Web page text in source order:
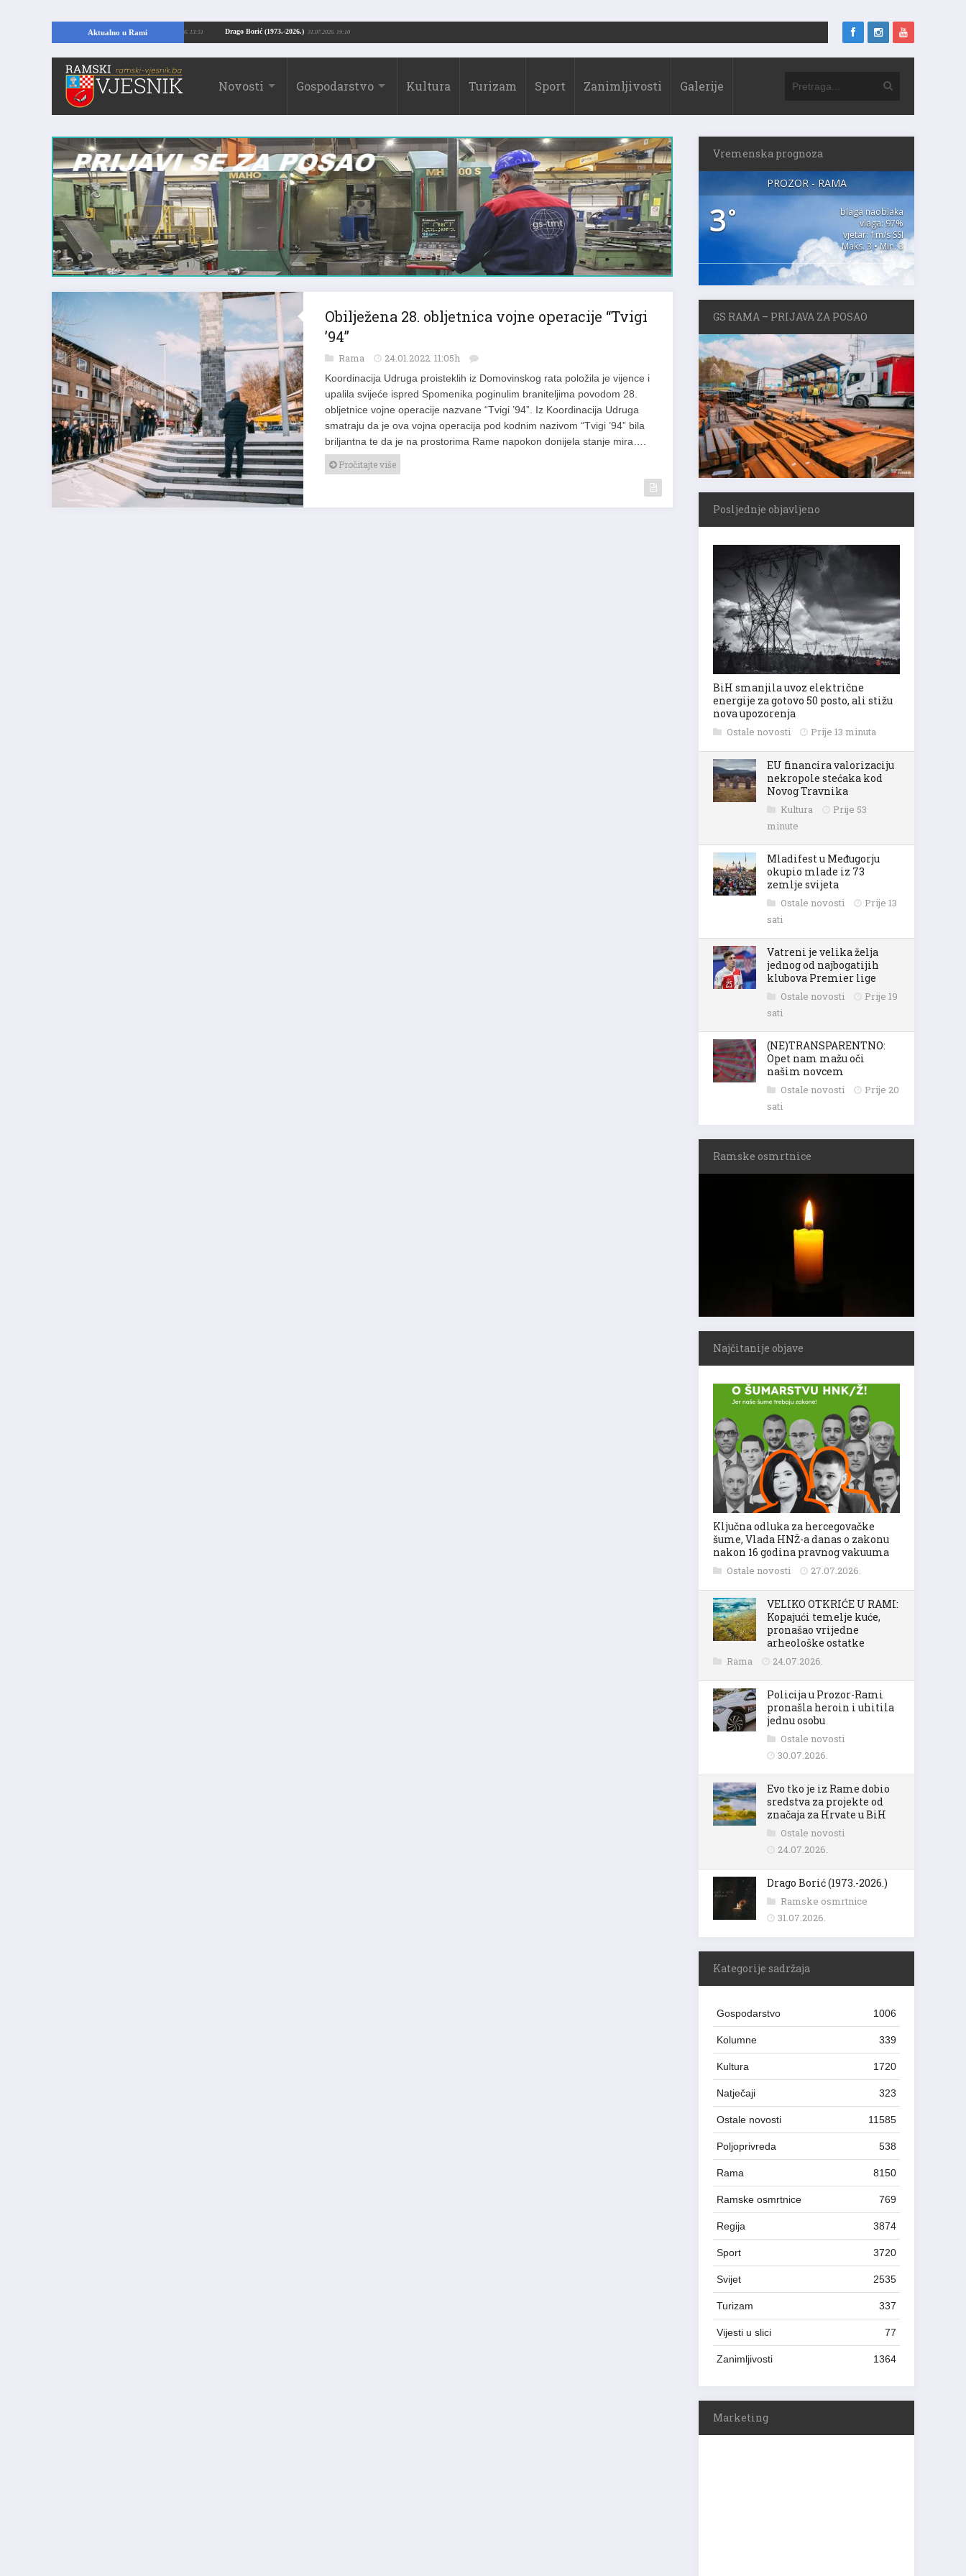
Aktualno u Rami Drago Borić (1973.-2026.) 31.07.2026. 19:10
temelje kuće, pronašao vrijedne arheološke ostatke 24.07.2026. 13:51
Novosti Gospodarstvo Kultura Turizam Sport Zanimljivosti Galerije
Obilježena 28. obljetnica vojne operacije “Tvigi
’94”
Rama 24.01.2022. 11:05h
Koordinacija Udruga proisteklih iz Domovinskog rata položila je vijence i
upalila svijeće ispred Spomenika poginulim braniteljima povodom 28.
obljetnice vojne operacije nazvane “Tvigi ’94”. Iz Koordinacija Udruga
smatraju da je ova vojna operacija pod kodnim nazivom “Tvigi ’94” bila
briljantna te da je na prostorima Rame napokon donijela stanje mira….
Pročitajte više
Vremenska prognoza
PROZOR - RAMA
3°
blaga naoblaka
vlaga: 97%
vjetar: 1m/s SSI
Maks. 3 • Min. 3
GS RAMA – PRIJAVA ZA POSAO
Posljednje objavljeno
BiH smanjila uvoz električne
energije za gotovo 50 posto, ali stižu
nova upozorenja
Ostale novosti Prije 13 minuta
EU financira valorizaciju
nekropole stećaka kod
Novog Travnika
Kultura
Prije 53
minute
Mladifest u Međugorju
okupio mlade iz 73
zemlje svijeta
Ostale novosti
Prije 13
sati
Vatreni je velika želja
jednog od najbogatijih
klubova Premier lige
Ostale novosti
Prije 19
sati
(NE)TRANSPARENTNO:
Opet nam mažu oči
našim novcem
Ostale novosti
Prije 20
sati
Ramske osmrtnice
Najčitanije objave
Ključna odluka za hercegovačke
šume, Vlada HNŽ-a danas o zakonu
nakon 16 godina pravnog vakuuma
Ostale novosti 27.07.2026.
VELIKO OTKRIĆE U RAMI:
Kopajući temelje kuće,
pronašao vrijedne
arheološke ostatke
Rama 24.07.2026.
Policija u Prozor-Rami
pronašla heroin i uhitila
jednu osobu
Ostale novosti
30.07.2026.
Evo tko je iz Rame dobio
sredstva za projekte od
značaja za Hrvate u BiH
Ostale novosti
24.07.2026.
Drago Borić (1973.-2026.)
Ramske osmrtnice
31.07.2026.
Kategorije sadržaja
Gospodarstvo 1006
Kolumne 339
Kultura 1720
Natječaji 323
Ostale novosti 11585
Poljoprivreda 538
Rama 8150
Ramske osmrtnice 769
Regija 3874
Sport 3720
Svijet 2535
Turizam 337
Vijesti u slici 77
Zanimljivosti 1364
Marketing